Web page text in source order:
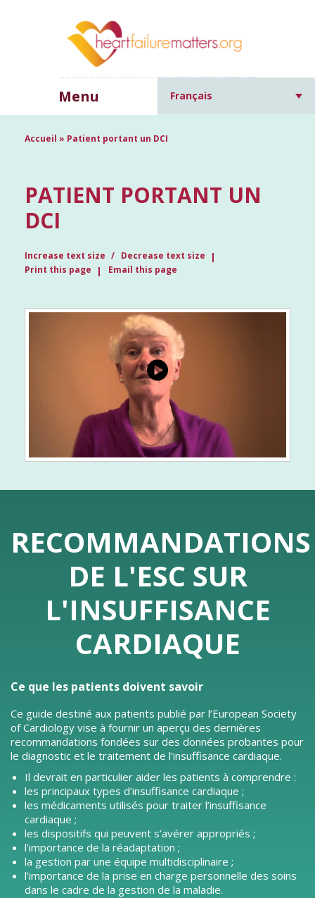
Menu Français
Accueil » Patient portant un DCI
PATIENT PORTANT UN
DCI
Increase text size
Decrease text size
Print this page
Email this page
RECOMMANDATIONS
DE L'ESC SUR
L'INSUFFISANCE
CARDIAQUE
Ce que les patients doivent savoir
Ce guide destiné aux patients publié par l’European Society
of Cardiology vise à fournir un aperçu des dernières
recommandations fondées sur des données probantes pour
le diagnostic et le traitement de l’insuffisance cardiaque.
Il devrait en particulier aider les patients à comprendre :
les principaux types d’insuffisance cardiaque ;
les médicaments utilisés pour traiter l’insuffisance
cardiaque ;
les dispositifs qui peuvent s’avérer appropriés ;
l’importance de la réadaptation ;
la gestion par une équipe multidisciplinaire ;
l’importance de la prise en charge personnelle des soins
dans le cadre de la gestion de la maladie.